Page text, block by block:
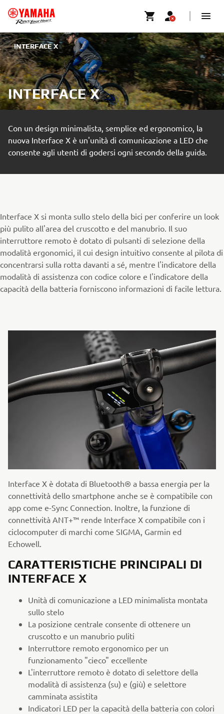
INTERFACE X
INTERFACE X
Con un design minimalista, semplice ed ergonomico, la
nuova Interface X è un'unità di comunicazione a LED che
consente agli utenti di godersi ogni secondo della guida.
Interface X si monta sullo stelo della bici per conferire un look
più pulito all'area del cruscotto e del manubrio. Il suo
interruttore remoto è dotato di pulsanti di selezione della
modalità ergonomici, il cui design intuitivo consente al pilota di
concentrarsi sulla rotta davanti a sé, mentre l'indicatore della
modalità di assistenza con codice colore e l'indicatore della
capacità della batteria forniscono informazioni di facile lettura.
Interface X è dotata di Bluetooth® a bassa energia per la
connettività dello smartphone anche se è compatibile con
app come e-Sync Connection. Inoltre, la funzione di
connettività ANT+™ rende Interface X compatibile con i
ciclocomputer di marchi come SIGMA, Garmin ed
Echowell.
CARATTERISTICHE PRINCIPALI DI
INTERFACE X
Unità di comunicazione a LED minimalista montata
sullo stelo
La posizione centrale consente di ottenere un
cruscotto e un manubrio puliti
Interruttore remoto ergonomico per un
funzionamento "cieco" eccellente
L'interruttore remoto è dotato di selettore della
modalità di assistenza (su) e (giù) e selettore
camminata assistita
Indicatori LED per la capacità della batteria con colori